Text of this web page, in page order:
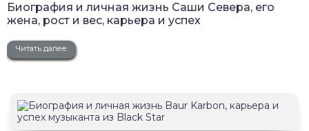
Биография и личная жизнь Саши Севера, его
жена, рост и вес, карьера и успех
Читать далее